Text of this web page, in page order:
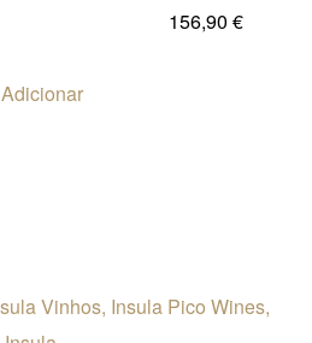
156,90€
Adicionar